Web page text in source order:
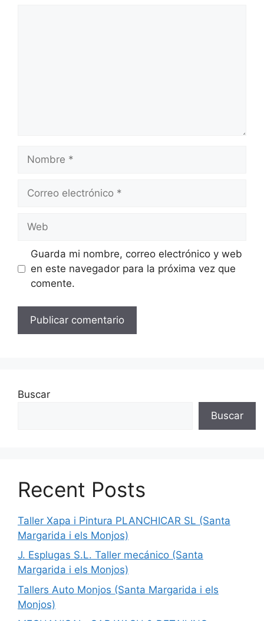
Nombre
Correo
Web
Guarda mi nombre, correo electrónico y web
en este navegador para la próxima vez que
comente.
Buscar
Buscar
Recent Posts
Taller Xapa i Pintura PLANCHICAR SL (Santa
Margarida i els Monjos)
J. Esplugas S.L. Taller mecánico (Santa
Margarida i els Monjos)
Tallers Auto Monjos (Santa Margarida i els
Monjos)